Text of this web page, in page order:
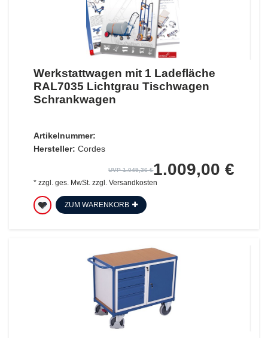
Werkstattwagen mit 1 Ladefläche
RAL7035 Lichtgrau Tischwagen
Schrankwagen
Artikelnummer:
Hersteller: Cordes
UVP 1.049,36 €1.009,00 €
* zzgl. ges. MwSt. zzgl. Versandkosten
ZUM WARENKORB